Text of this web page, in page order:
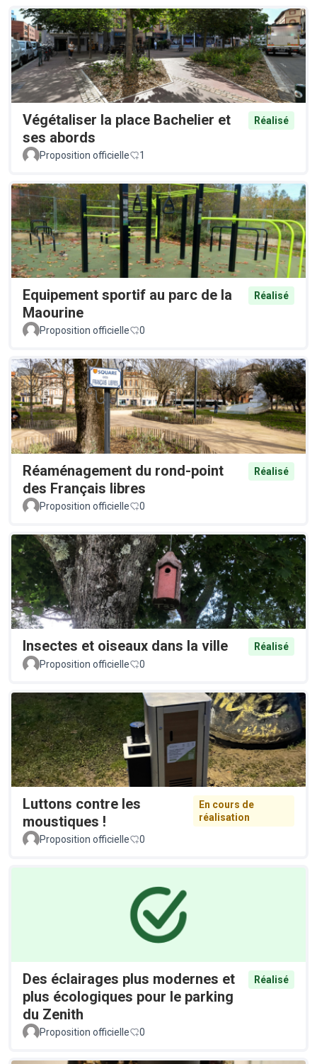
Végétaliser la place Bachelier et
ses abords
Réalisé
Proposition officielle 1
Equipement sportif au parc de la
Maourine
Réalisé
Proposition officielle 0
Réaménagement du rond-point
des Français libres
Réalisé
Proposition officielle 0
Insectes et oiseaux dans la ville
Réalisé
Proposition officielle
0
Luttons contre les
moustiques !
En cours de
réalisation
Proposition officielle
0
Des éclairages plus modernes et
plus écologiques pour le parking
du Zenith
Réalisé
Proposition officielle 0